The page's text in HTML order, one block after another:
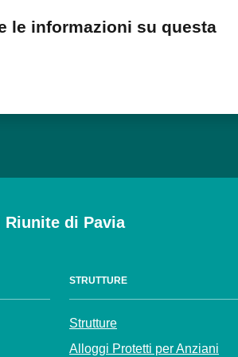
le informazioni su questa
di Pavia
STRUTTURE
Strutture
Alloggi Protetti per Anziani